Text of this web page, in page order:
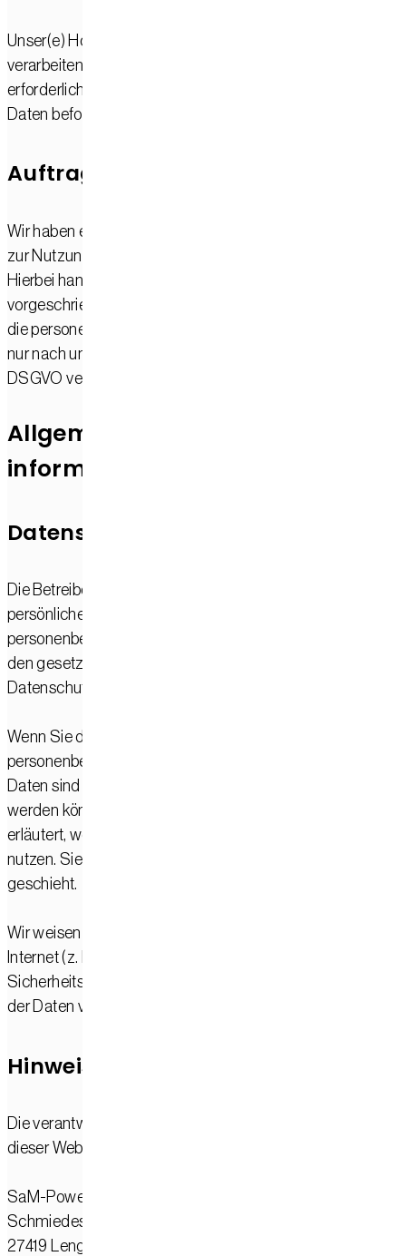
Unser(e) Hoster wird bzw. werden Ihre Daten nur insoweit
verarbeiten, wie dies zur Erfüllung seiner Leistungspflichten
erforderlich ist und unsere Weisungen in Bezug auf diese
Daten befolgen.
Auftragsverarbeitung
Wir haben einen Vertrag über Auftragsverarbeitung (AVV)
zur Nutzung des oben genannten Dienstes geschlossen.
Hierbei handelt es sich um einen datenschutzrechtlich
vorgeschriebenen Vertrag, der gewährleistet, dass dieser
die personenbezogenen Daten unserer Websitebesucher
nur nach unseren Weisungen und unter Einhaltung der
DSGVO verarbeitet.
Allgemeine Hinweise und Pflicht­
informationen
Datenschutz
Die Betreiber dieser Seiten nehmen den Schutz Ihrer
persönlichen Daten sehr ernst. Wir behandeln Ihre
personenbezogenen Daten vertraulich und entsprechend
den gesetzlichen Datenschutzvorschriften sowie dieser
Datenschutzerklärung.
Wenn Sie diese Website benutzen, werden verschiedene
personenbezogene Daten erhoben. Personenbezogene
Daten sind Daten, mit denen Sie persönlich identifiziert
werden können. Die vorliegende Datenschutzerklärung
erläutert, welche Daten wir erheben und wofür wir sie
nutzen. Sie erläutert auch, wie und zu welchem Zweck das
geschieht.
Wir weisen darauf hin, dass die Datenübertragung im
Internet (z. B. bei der Kommunikation per E-Mail)
Sicherheitslücken aufweisen kann. Ein lückenloser Schutz
der Daten vor dem Zugriff durch Dritte ist nicht möglich.
Hinweis zur verantwortlichen Stelle
Die verantwortliche Stelle für die Datenverarbeitung auf
dieser Website ist:
SaM-Power GmbH
Schmiedestraße 9
27419 Lengenbostel